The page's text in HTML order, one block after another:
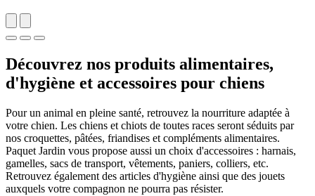
Découvrez nos produits alimentaires,
d'hygiène et accessoires pour chiens
Pour un animal en pleine santé, retrouvez la nourriture adaptée à
votre chien. Les chiens et chiots de toutes races seront séduits par
nos croquettes, pâtées, friandises et compléments alimentaires.
Paquet Jardin vous propose aussi un choix d'accessoires : harnais,
gamelles, sacs de transport, vêtements, paniers, colliers, etc.
Retrouvez également des articles d'hygiène ainsi que des jouets
auxquels votre compagnon ne pourra pas résister.